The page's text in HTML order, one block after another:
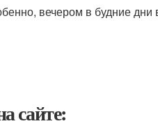
вечером в будние
сайте: